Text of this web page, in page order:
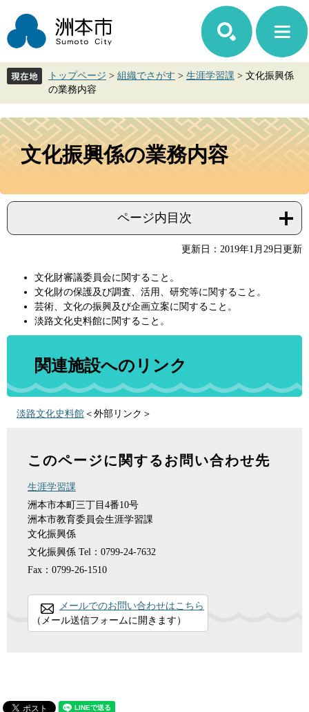
ジ
先
ュ
を
て
本
トップページ > 組織でさがす > 生涯学習課 > 文化振興係
の業務内容
本
文
文化振興係の業務内容
ページ内目次
更新日：2019年1月29日更新
文化財審議委員会に関すること。
文化財の保護及び調査、活用、研究等に関すること。
芸術、文化の振興及び企画立案に関すること。
淡路文化史料館に関すること。
関連施設へのリンク
淡路文化史料館 ＜外部リンク＞
このページに関するお問い合わせ先
生涯学習課
洲本市本町三丁目4番10号
洲本市教育委員会生涯学習課
文化振興係
文化振興係 Tel：0799-24-7632
Fax：0799-26-1510
メールでのお問い合わせはこちら
（メール送信フォームに開きます）